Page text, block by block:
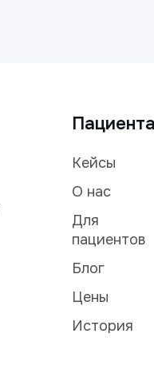
Кейсы
О нас
Для
пациентов
Блог
Цены
История